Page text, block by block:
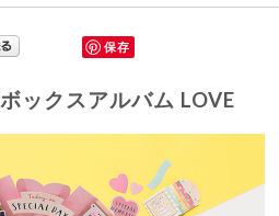
保存
ックスアルバム LOVE